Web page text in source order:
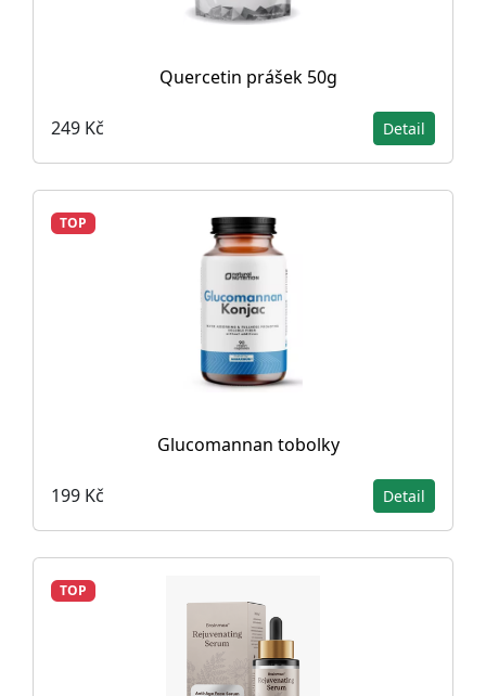
Quercetin prášek 50g
249 Kč Detail
TOP
Glucomannan tobolky
199 Kč Detail
TOP